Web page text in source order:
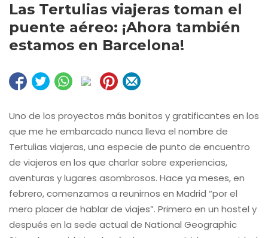
Las Tertulias viajeras toman el
puente aéreo: ¡Ahora también
estamos en Barcelona!
Uno de los proyectos más bonitos y gratificantes en los
que me he embarcado nunca lleva el nombre de
Tertulias viajeras, una especie de punto de encuentro
de viajeros en los que charlar sobre experiencias,
aventuras y lugares asombrosos. Hace ya meses, en
febrero, comenzamos a reunirnos en Madrid “por el
mero placer de hablar de viajes”. Primero en un hostel y
después en la sede actual de National Geographic